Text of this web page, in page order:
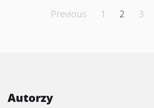
Previous 1 2 3
Autorzy